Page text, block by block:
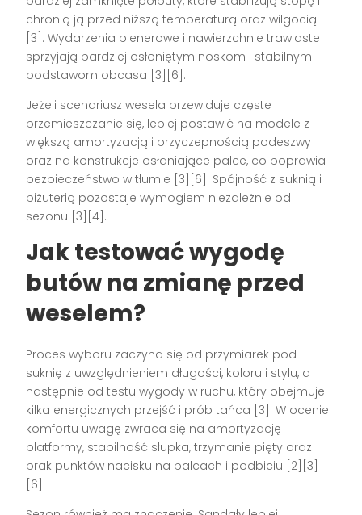
chronią ją przed niższą temperaturą oraz wilgocią
[3]. Wydarzenia plenerowe i nawierzchnie trawiaste
sprzyjają bardziej osłoniętym noskom i stabilnym
podstawom obcasa [3][6].
Jeżeli scenariusz wesela przewiduje częste
przemieszczanie się, lepiej postawić na modele z
większą amortyzacją i przyczepnością podeszwy
oraz na konstrukcje osłaniające palce, co poprawia
bezpieczeństwo w tłumie [3][6]. Spójność z suknią i
biżuterią pozostaje wymogiem niezależnie od
sezonu [3][4].
Jak testować wygodę
butów na zmianę przed
weselem?
Proces wyboru zaczyna się od przymiarek pod
suknię z uwzględnieniem długości, koloru i stylu, a
następnie od testu wygody w ruchu, który obejmuje
kilka energicznych przejść i prób tańca [3]. W ocenie
komfortu uwagę zwraca się na amortyzację
platformy, stabilność słupka, trzymanie pięty oraz
brak punktów nacisku na palcach i podbiciu [2][3]
[6].